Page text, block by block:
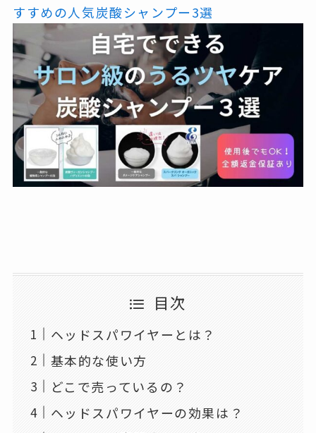
すすめの人気炭酸シャンプー3選
目次
ヘッドスパワイヤーとは？
基本的な使い方
どこで売っているの？
ヘッドスパワイヤーの効果は？